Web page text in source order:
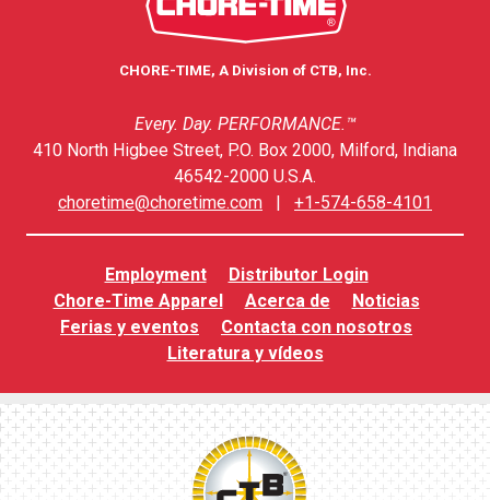
CHORE-TIME, A Division of CTB, Inc.
Every. Day. PERFORMANCE.™
410 North Higbee Street, P.O. Box 2000, Milford, Indiana
46542-2000 U.S.A.
choretime@choretime.com
+1-574-658-4101
Employment
Distributor Login
Chore-Time Apparel
Acerca de
Noticias
Ferias y eventos
Contacta con nosotros
Literatura y vídeos